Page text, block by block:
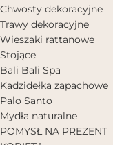
Chwosty dekoracyjne
Trawy dekoracyjne
Wieszaki rattanowe
Stojące
Bali Bali Spa
Kadzidełka zapachowe
Palo Santo
Mydła naturalne
POMYSŁ NA PREZENT